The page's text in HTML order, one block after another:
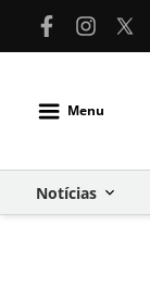
Menu
Notícias